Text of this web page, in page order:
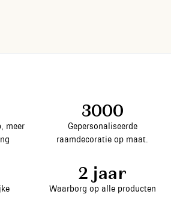
meer
3000
Gepersonaliseerde
raamdecoratie op maat.
2 jaar
Waarborg op alle producten